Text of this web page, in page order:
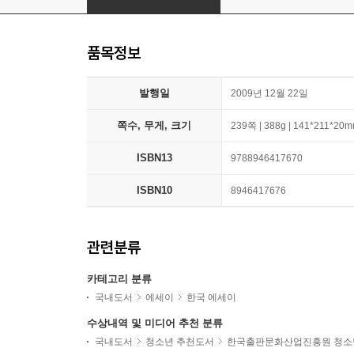
품목정보
발행일 2009년 12월 22일
쪽수, 무게, 크기 239쪽 | 388g |
ISBN13 9788946417670
ISBN10 8946417676
관련분류
카테고리 분류
국내도서 에세이 한국 에세이
수상내역 및 미디어 추천 분류
국내도서 청소년 추천도서 한국출판문화산업진흥원 청